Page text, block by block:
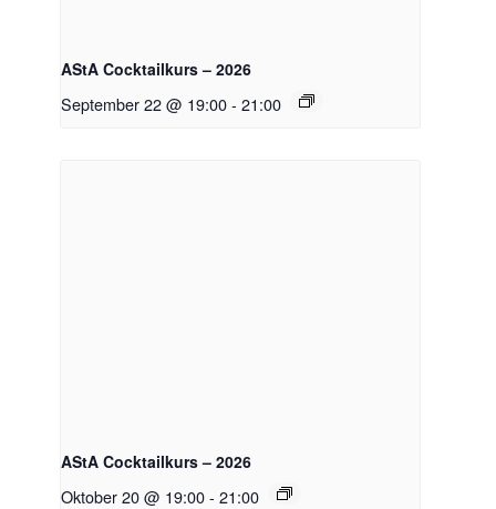
AStA Cocktailkurs – 2026
September 22 @ 19:00- 21:00
AStA Cocktailkurs – 2026
Oktober 20 @ 19:00- 21:00